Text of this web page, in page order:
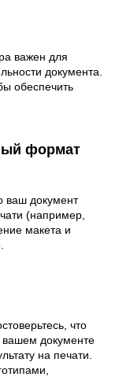
важен для
документа.
обеспечить
формат
ваш документ
(например,
макета и
что
документе
на печати.